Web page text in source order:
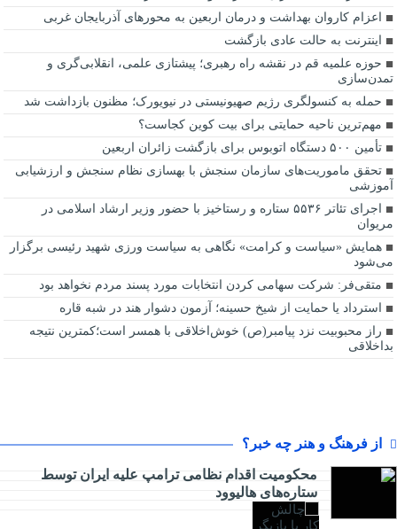
اعزام کاروان بهداشت و درمان اربعین به محورهای آذربایجان غربی
اینترنت به حالت عادی بازگشت
حوزه علمیه قم در نقشه راه رهبری؛ پیشتازی علمی، انقلابی‌گری و
تمدن‌سازی
حمله به کنسولگری رژیم صهیونیستی در نیویورک؛ مظنون بازداشت شد
مهم‌ترین ناحیه حمایتی برای بیت کوین کجاست؟
تأمین ۵۰۰ دستگاه اتوبوس برای بازگشت زائران اربعین
تحقق ماموریت‌های سازمان سنجش با بهسازی نظام سنجش و ارزشیابی
آموزشی
اجرای تئاتر ۵۵۳۶ ستاره و رستاخیز با حضور وزیر ارشاد اسلامی در
مریوان
همایش «سیاست و کرامت» نگاهی به سیاست ورزی شهید رئیسی برگزار
می‌شود
متقی‌فر: شرکت سهامی کردن انتخابات مورد پسند مردم نخواهد بود
استرداد یا حمایت از شیخ حسینه؛ آزمون دشوار هند در شبه قاره
راز محبوبیت نزد پیامبر(ص) خوش‌اخلاقی با همسر است؛کمترین نتیجه
بداخلاقی
از فرهنگ و هنر چه خبر؟
محکومیت اقدام نظامی ترامپ علیه ایران توسط
ستاره‌های هالیوود